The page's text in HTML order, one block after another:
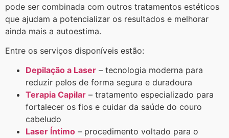
pode ser combinada com outros tratamentos estéticos
que ajudam a potencializar os resultados e melhorar
ainda mais a autoestima.
Entre os serviços disponíveis estão:
Depilação a Laser – tecnologia moderna para
reduzir pelos de forma segura e duradoura
Terapia Capilar – tratamento especializado para
fortalecer os fios e cuidar da saúde do couro
cabeludo
Laser Íntimo – procedimento voltado para o